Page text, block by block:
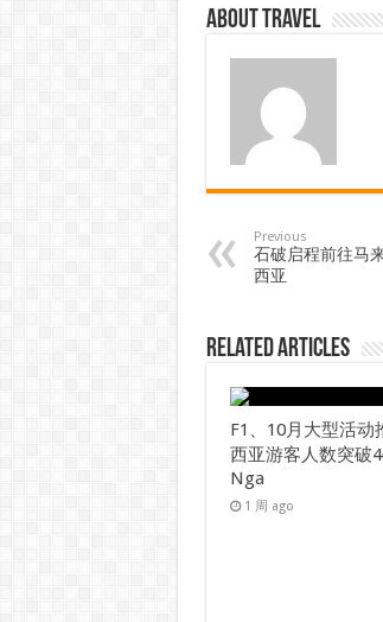
About travel
Previous
石破启程前往马
西亚
Related Articles
F1、10月大型活动
西亚游客人数突破
Nga
1 周 ago